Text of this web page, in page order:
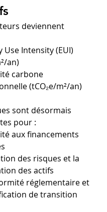
deviennent
Use Intensity (EUI)
an)
carbone
(tCO₂e/m²/an)
sont désormais
pour :
aux financements
des risques et la
des actifs
réglementaire et
de transition